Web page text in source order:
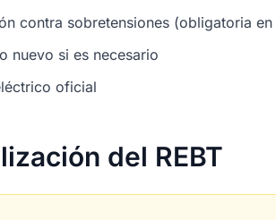
contra sobretensiones (obligatoria en
nuevo si es necesario
oficial
del REBT